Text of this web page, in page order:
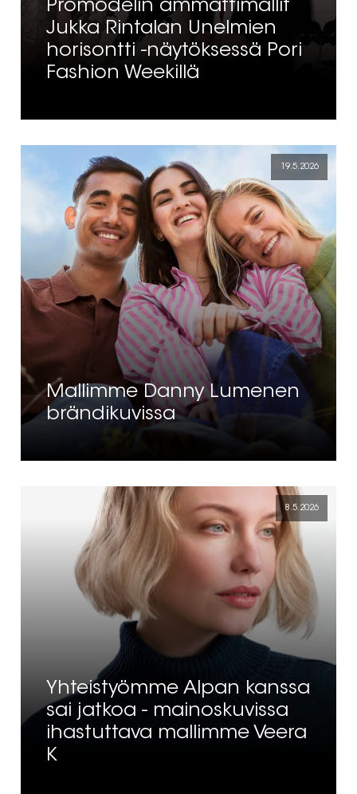
Promodelin ammattimallit
Jukka Rintalan Unelmien
horisontti -näytöksessä Pori
Fashion Weekillä
19.5.2026
Mallimme Danny Lumenen
brändikuvissa
8.5.2026
Yhteistyömme Alpan kanssa
sai jatkoa - mainoskuvissa
ihastuttava mallimme Veera
K